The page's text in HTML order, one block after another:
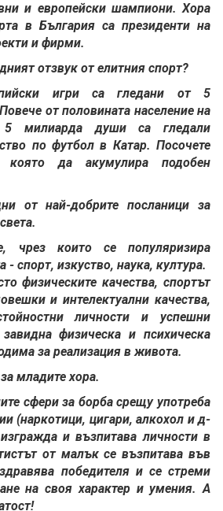
и европейски шампиони. Хора
в България са президенти на
и фирми.
отзвук от елитния спорт?
игри са гледани от 5
от половината население на
5 милиарда души са гледали
по футбол в Катар. Посочете
да акумулира подобен
от най-добрите посланици за
чрез които се популяризира
- спорт, изкуство, наука, култура.
физическите качества, спортът
и интелектуални качества,
личности и успешни
физическа и психическа
за реализация в живота.
младите хора.
сфери за борба срещу употреба
(наркотици, цигари, алкохол и д-
и възпитава личности в
от малък се възпитава във
победителя и се стреми
на своя характер и умения. А